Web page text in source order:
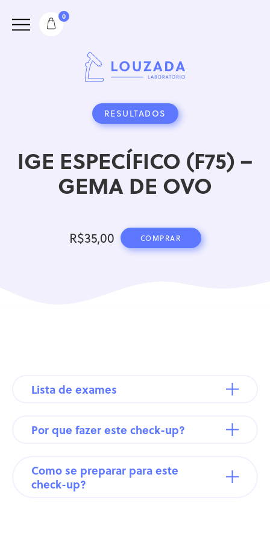
0
RESULTADOS
IGE ESPECÍFICO (F75) –
GEMA DE OVO
R$35,00 COMPRAR
Lista de exames
Por que fazer este check-up?
Como se preparar para este
check-up?